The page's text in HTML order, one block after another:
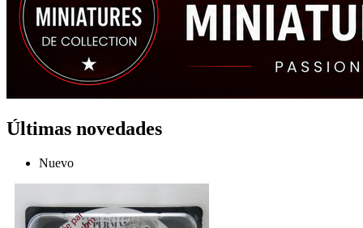
Últimas novedades
Nuevo